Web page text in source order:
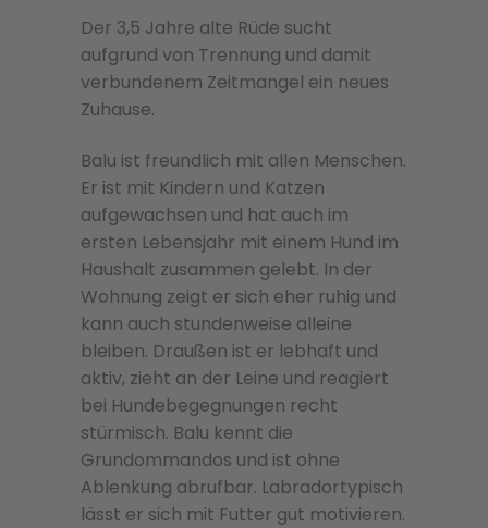
Der 3,5 Jahre alte Rüde sucht
aufgrund von Trennung und damit
verbundenem Zeitmangel ein neues
Zuhause.
Balu ist freundlich mit allen Menschen.
Er ist mit Kindern und Katzen
aufgewachsen und hat auch im
ersten Lebensjahr mit einem Hund im
Haushalt zusammen gelebt. In der
Wohnung zeigt er sich eher ruhig und
kann auch stundenweise alleine
bleiben. Draußen ist er lebhaft und
aktiv, zieht an der Leine und reagiert
bei Hundebegegnungen recht
stürmisch. Balu kennt die
Grundommandos und ist ohne
Ablenkung abrufbar. Labradortypisch
lässt er sich mit Futter gut motivieren.